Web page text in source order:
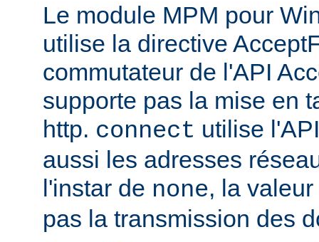
Le module MPM pour
utilise la directive
commutateur de l'API
supporte pas la mise en
http. connect utilise
aussi les adresses
l'instar de none, la valeur
pas la transmission des